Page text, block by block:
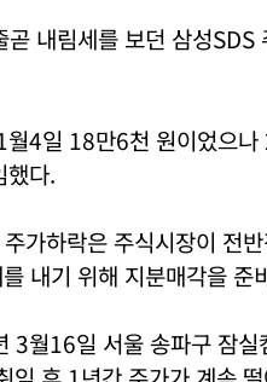
곧 내림세를 보던 삼성
4일 18만6천 원이었으
다.
가하락은 주식시장이 전
내기 위해 지분매각을 준
3월16일 서울 송파구 잠실